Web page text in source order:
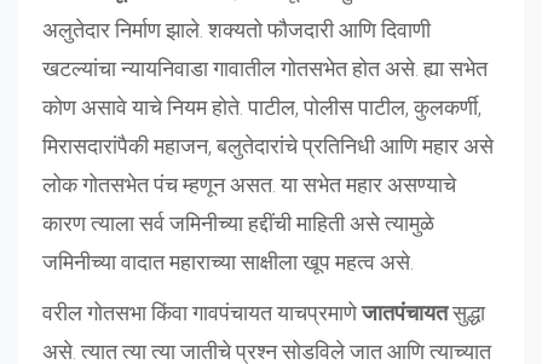
अलुतेदार निर्माण झाले. शक्यतो फौजदारी आणि दिवाणी
खटल्यांचा न्यायनिवाडा गावातील गोतसभेत होत असे. ह्या सभेत
कोण असावे याचे नियम होते. पाटील, पोलीस पाटील, कुलकर्णी,
मिरासदारांपैकी महाजन, बलुतेदारांचे प्रतिनिधी आणि महार असे
लोक गोतसभेत पंच म्हणून असत. या सभेत महार असण्याचे
कारण त्याला सर्व जमिनीच्या हद्दींची माहिती असे त्यामुळे
जमिनीच्या वादात महाराच्या साक्षीला खूप महत्व असे.
वरील गोतसभा किंवा गावपंचायत याचप्रमाणेजातपंचायतसुद्धा
असे. त्यात त्या त्या जातीचे प्रश्न सोडविले जात आणि त्याच्यात